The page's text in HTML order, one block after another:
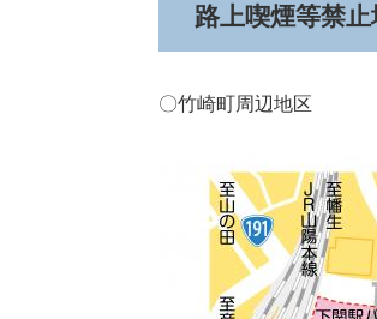
路上喫煙等禁
〇竹崎町周辺地区